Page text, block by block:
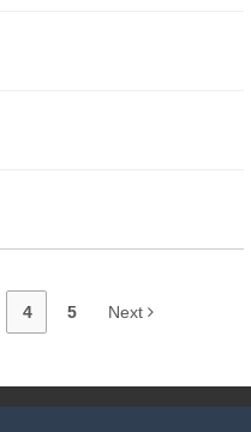
4 5 Next